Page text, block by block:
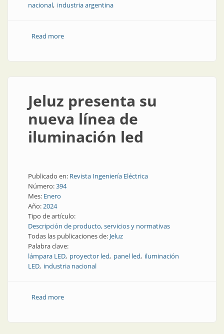
nacional industria argentina
Read moreabout Gabinetes industriales: resistencia y solidez en
Jeluz presenta su
nueva línea de
iluminación led
Publicado en: Revista Ingeniería Eléctrica
Número:394
Mes: Enero
Año:2024
Tipo de artículo:
Descripción de producto, servicios y normativas
Todas las publicaciones de: Jeluz
Palabra clave:
lámpara LED proyector led panel led iluminación
LED industria nacional
Read moreabout Jeluz presenta su nueva línea de iluminación